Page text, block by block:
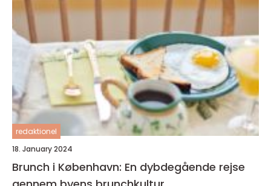
redaktionel
18. January 2024
Brunch i København: En dybdegående rejse